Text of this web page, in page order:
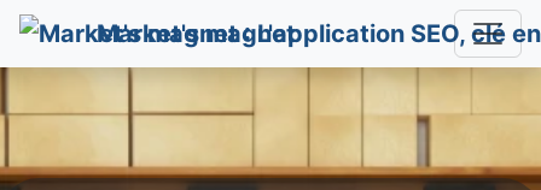
Market's magnet